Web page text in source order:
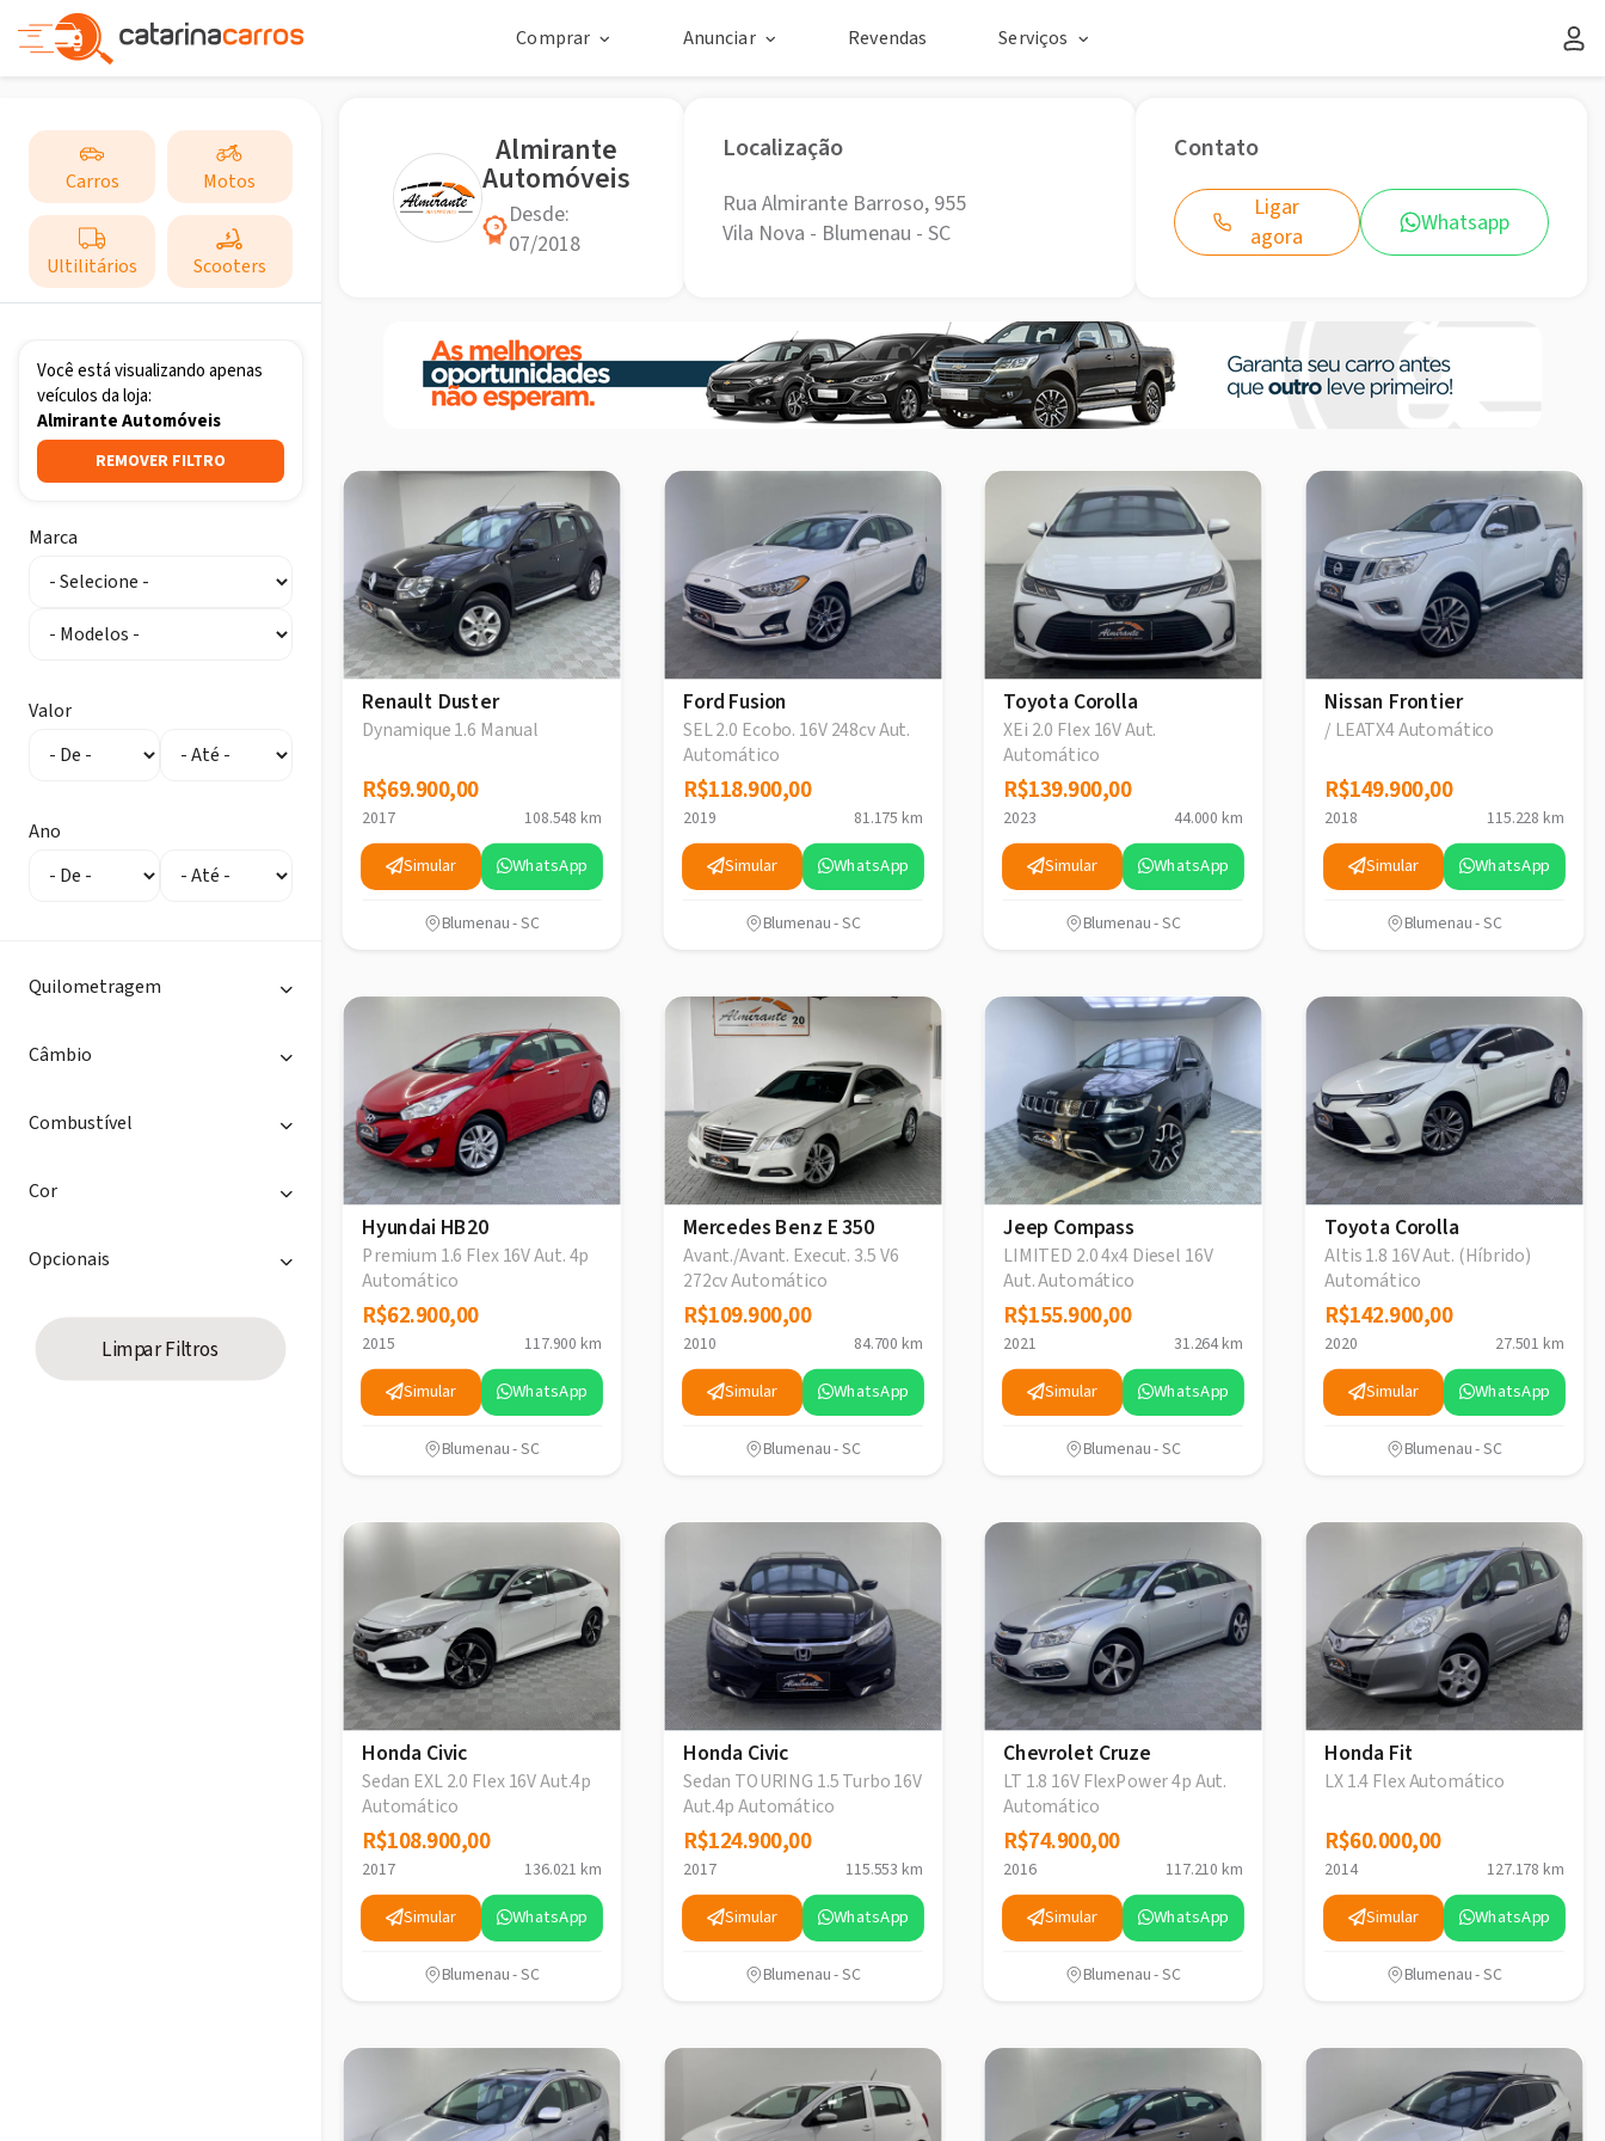
Comprar Anunciar Revendas Serviços
Carros Motos
Ultilitários Scooters
Você está visualizando apenas
veículos da loja:
Almirante Automóveis
REMOVER FILTRO
Marca
Valor
Ano
Quilometragem
Câmbio
Combustível
Cor
Opcionais
Limpar Filtros
Almirante
Automóveis
Desde:
07/2018
Localização
Rua Almirante Barroso, 955
Vila Nova - Blumenau - SC
Contato
Ligar
agora
Whatsapp
Renault Duster
Dynamique 1.6 Manual
R$69.900,00
R$69.900,00
2017 108.548 km
Simular WhatsApp
Blumenau - SC
Ford Fusion
SEL 2.0 Ecobo. 16V 248cv Aut.
Automático
R$118.900,00
R$118.900,00
2019 81.175 km
Simular WhatsApp
Blumenau - SC
Toyota Corolla
XEi 2.0 Flex 16V Aut.
Automático
R$139.900,00
R$139.900,00
2023 44.000 km
Simular WhatsApp
Blumenau - SC
Nissan Frontier
/ LEATX4 Automático
R$149.900,00
R$149.900,00
2018 115.228 km
Simular WhatsApp
Blumenau - SC
Hyundai HB20
Premium 1.6 Flex 16V Aut. 4p
Automático
R$62.900,00
R$62.900,00
2015 117.900 km
Simular WhatsApp
Blumenau - SC
Mercedes Benz E 350
Avant./Avant. Execut. 3.5 V6
272cv Automático
R$109.900,00
R$109.900,00
2010 84.700 km
Simular WhatsApp
Blumenau - SC
Jeep Compass
LIMITED 2.0 4x4 Diesel 16V
Aut. Automático
R$155.900,00
R$155.900,00
2021 31.264 km
Simular WhatsApp
Blumenau - SC
Toyota Corolla
Altis 1.8 16V Aut. (Híbrido)
Automático
R$142.900,00
R$142.900,00
2020 27.501 km
Simular WhatsApp
Blumenau - SC
Honda Civic
Sedan EXL 2.0 Flex 16V Aut.4p
Automático
R$108.900,00
R$108.900,00
2017 136.021 km
Simular WhatsApp
Blumenau - SC
Honda Civic
Sedan TOURING 1.5 Turbo 16V
Aut.4p Automático
R$124.900,00
R$124.900,00
2017 115.553 km
Simular WhatsApp
Blumenau - SC
Chevrolet Cruze
LT 1.8 16V FlexPower 4p Aut.
Automático
R$74.900,00
R$74.900,00
2016 117.210 km
Simular WhatsApp
Blumenau - SC
Honda Fit
LX 1.4 Flex Automático
R$60.000,00
R$60.000,00
2014 127.178 km
Simular WhatsApp
Blumenau - SC